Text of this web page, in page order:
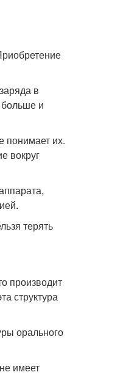
в
и
понимает их.
вокруг
терять
производит
структура
орального
имеет